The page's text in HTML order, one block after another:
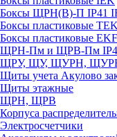
Боксы ЩРН(В)-П IP41
Боксы пластиковые
Боксы пластиковые EKF
ЩРН-Пм и ЩРВ-Пм
ЩРУ, ЩУ, ЩУРН,
Щиты учета Акулово
Щиты этажные
ЩРН, ЩРВ
Корпуса
Электросчетчики